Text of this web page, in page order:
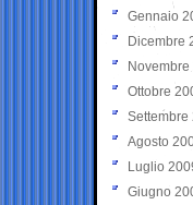
Gennaio
Dicembre
Novembre
Ottobre
Settembre
Agosto
Luglio
Giugno